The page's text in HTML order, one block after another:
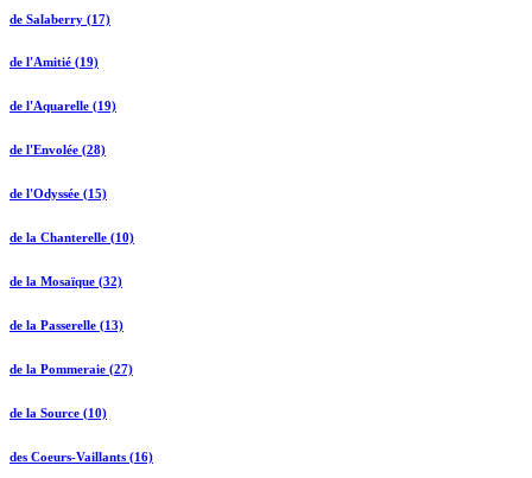
de Salaberry (17)
de l'Amitié (19)
de l'Aquarelle (19)
de l'Envolée (28)
de l'Odyssée (15)
de la Chanterelle (10)
de la Mosaïque (32)
de la Passerelle (13)
de la Pommeraie (27)
de la Source (10)
des Coeurs-Vaillants (16)